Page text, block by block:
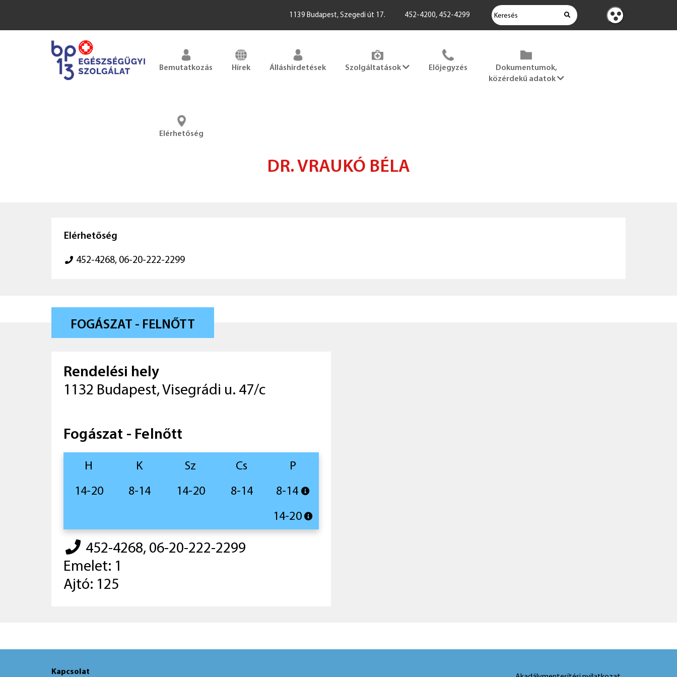
1139 Budapest, Szegedi út 17. 452-4200, 452-4299
KERESÉS
Kontraszt
nézet
Bemutatkozás Hírek Álláshirdetések Szolgáltatások Előjegyzés
Dokumentumok,
közérdekű adatok
Elérhetőség
DR. VRAUKÓ BÉLA
Elérhetőség
452-4268, 06-20-222-2299
FOGÁSZAT - FELNŐTT
Rendelési hely
1132 Budapest, Visegrádi u. 47/c
Fogászat - Felnőtt
H K Sz Cs P
14-20 8-14 14-20 8-14 8-14
14-20
452-4268, 06-20-222-2299
Emelet: 1
Ajtó: 125
Kapcsolat